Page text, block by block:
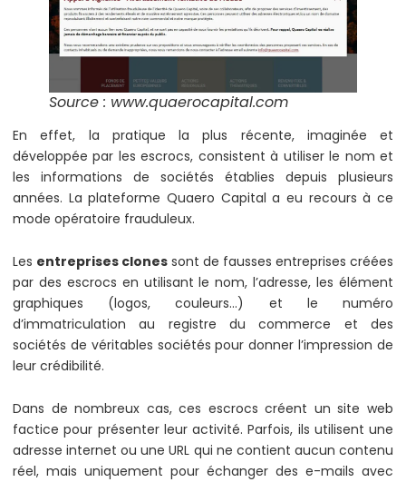
Source : www.quaerocapital.com
En effet, la pratique la plus récente, imaginée et
développée par les escrocs, consistent à utiliser le nom et
les informations de sociétés établies depuis plusieurs
années. La plateforme Quaero Capital a eu recours à ce
mode opératoire frauduleux.
Les entreprises clones sont de fausses entreprises créées
par des escrocs en utilisant le nom, l’adresse, les élément
graphiques (logos, couleurs…) et le numéro
d’immatriculation au registre du commerce et des
sociétés de véritables sociétés pour donner l’impression de
leur crédibilité.
Dans de nombreux cas, ces escrocs créent un site web
factice pour présenter leur activité. Parfois, ils utilisent une
adresse internet ou une URL qui ne contient aucun contenu
réel, mais uniquement pour échanger des e-mails avec